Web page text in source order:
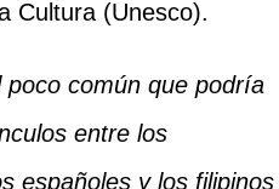
Cultura (Unesco).
poco común que podría
entre los
españoles y los filipinos